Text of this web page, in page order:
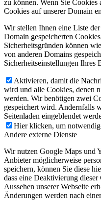
zu können. Wenn Sie Cookies
Cookies auf unserer Domain
Wir stellen Ihnen eine Liste
Domain gespeicherten
Sicherheitsgründen können
von anderen Domains
Sicherheitseinstellungen Ihres
Aktivieren, damit die
wird und alle Cookies, denen
werden. Wir benötigen zwei
gespeichert wird. Andernfalls
Seitenladen eingeblendet
Hier klicken, um
Andere externe Dienste
Wir nutzen Google Maps und
Anbieter möglicherweise
speichern, können Sie diese
dass eine Deaktivierung
Aussehen unserer Webseite
Änderungen werden nach